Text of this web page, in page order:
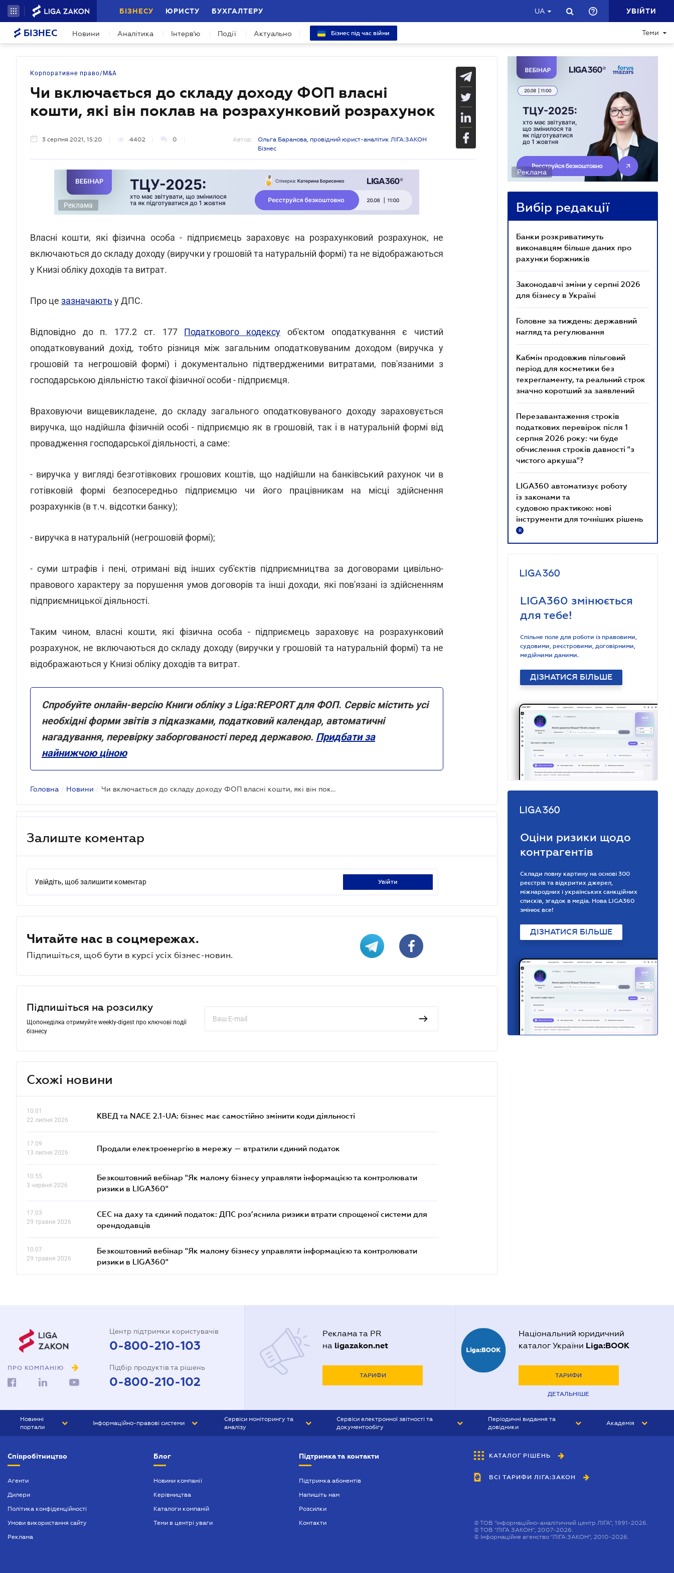
БІЗНЕСУ ЮРИСТУ БУХГАЛТЕРУ UA УВІЙТИ
БІЗНЕС Новини Аналітика Інтерв'ю Події Актуально Бізнес під час війни Теми
Корпоративне право/M&A
Чи включається до складу доходу ФОП власні
кошти, які він поклав на розрахунковий розрахунок
3 серпня 2021, 15:20 4402 0 Автор:
Ольга Баранова, провідний юрист-аналітик ЛІГА:ЗАКОН
Бізнес
Реклама
Власні кошти, які фізична особа - підприємець зараховує на розрахунковий розрахунок, не
включаються до складу доходу (виручки у грошовій та натуральній формі) та не відображаються
у Книзі обліку доходів та витрат.
Про це зазначають у ДПС.
Відповідно до п. 177.2 ст. 177 Податкового кодексу об'єктом оподаткування є чистий
оподатковуваний дохід, тобто різниця між загальним оподатковуваним доходом (виручка у
грошовій та негрошовій формі) i документально підтвердженими витратами, пов'язаними з
господарською діяльністю такої фізичної особи - підприємця.
Враховуючи вищевикладене, до складу загального оподатковуваного доходу зараховується
виручка, що надійшла фізичній особі - підприємцю як в грошовій, так і в натуральній формі від
провадження господарської діяльності, а саме:
- виручка у вигляді безготівкових грошових коштів, що надійшли на банківський рахунок чи в
готівковій формі безпосередньо підприємцю чи його працівникам на місці здійснення
розрахунків (в т.ч. відсотки банку);
- виручка в натуральній (негрошовій формі);
- суми штрафів і пені, отримані від інших суб'єктів підприємництва за договорами цивільно-
правового характеру за порушення умов договорів та інші доходи, які пов'язані із здійсненням
підприємницької діяльності.
Таким чином, власні кошти, які фізична особа - підприємець зараховує на розрахунковий
розрахунок, не включаються до складу доходу (виручки у грошовій та натуральній формі) та не
відображаються у Книзі обліку доходів та витрат.
Спробуйте онлайн-версію Книги обліку з Liga:REPORT для ФОП. Сервіс містить усі
необхідні форми звітів з підказками, податковий календар, автоматичні
нагадування, перевірку заборгованості перед державою. Придбати за
найнижчою ціною
Головна / Новини / Чи включається до складу доходу ФОП власні кошти, які він поклав на розрахунковий розрахунок
Залиште коментар
Увійдіть, щоб залишити коментар увійти
Читайте нас в соцмережах.
Підпишіться, щоб бути в курсі усіх бізнес-новин.
Підпишіться на розсилку
Щопонеділка отримуйте weekly-digest про ключові події
бізнесу
Схожі новини
10.01
22 липня 2026
КВЕД та NACE 2.1-UA: бізнес має самостійно змінити коди діяльності
17.09
13 липня 2026
Продали електроенергію в мережу — втратили єдиний податок
10.55
3 червня 2026
Безкоштовний вебінар "Як малому бізнесу управляти інформацією та контролювати
ризики в LIGA360"
17.03
29 травня 2026
СЕС на даху та єдиний податок: ДПС роз’яснила ризики втрати спрощеної системи для
орендодавців
10.07
29 травня 2026
Безкоштовний вебінар "Як малому бізнесу управляти інформацією та контролювати
ризики в LIGA360"
Реклама
Вибір редакції
Банки розкриватимуть
виконавцям більше даних про
рахунки боржників
Законодавчі зміни у серпні 2026
для бізнесу в Україні
Головне за тиждень: державний
нагляд та регулювання
Кабмін продовжив пільговий
період для косметики без
техрегламенту, та реальний строк
значно коротший за заявлений
Перезавантаження строків
податкових перевірок після 1
серпня 2026 року: чи буде
обчислення строків давності "з
чистого аркуша"?
LIGA360 автоматизує роботу
із законами та
судовою практикою: нові
інструменти для точніших рішень
R
LIGA360 змінюється
для тебе!
Спільне поле для роботи із правовими,
судовими, реєстровими, договірними,
медійними даними.
ДІЗНАТИСЯ БІЛЬШЕ
Оціни ризики щодо
контрагентів
Склади повну картину на основі 300
реєстрів та відкритих джерел,
міжнародних і українських санкційних
списків, згадок в медіа. Нова LIGA360
змінює все!
ДІЗНАТИСЯ БІЛЬШЕ
ПРО КОМПАНІЮ
Центр підтримки користувачів
0-800-210-103
Підбір продуктів та рішень
0-800-210-102
Реклама та PR
на ligazakon.net
ТАРИФИ
Національний юридичний
каталог України Liga:BOOK
ТАРИФИ
ДЕТАЛЬНІШЕ
Новинні
портали
БІЗНЕС
Інформаційно-правові системи
БУХГАЛТЕР ПРОФ
Сервіси моніторингу та
аналізу
Сервіси електронної звітності та
документообігу
Періодичні видання та
довідники
БУХГАЛТЕР&ЗАКОН
ВІСНИК МСФЗ
Академія
Співробітництво
Агенти
Дилери
Політика конфіденційності
Умови використання сайту
Реклама
Блог
Новини компанії
Керівництва
Каталоги компаній
Теми в центрі уваги
Підтримка та контакти
Підтримка абонентів
Напишіть нам
Розсилки
Контакти
КАТАЛОГ РІШЕНЬ
ВСІ ТАРИФИ ЛІГА:ЗАКОН
©ТОВ "інформаційно-аналітичний центр ЛІГА", 1991-2026.
©ТОВ "ЛІГА ЗАКОН", 2007-2026.
© Інформаційне агенство "ЛІГА:ЗАКОН", 2010-2026.